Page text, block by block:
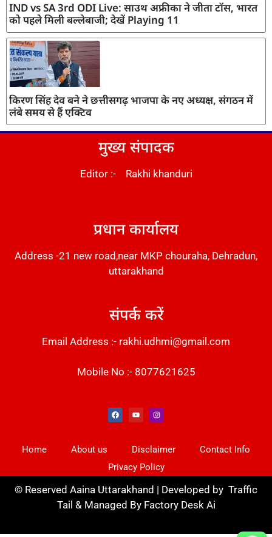
IND vs SA 3rd ODI Live: साउथ अफ्रीका ने जीता टॉस, भारत
को पहले मिली बल्लेबाजी; देखें Playing 11
किरण सिंह देव बने ने छत्तीसगढ़ भाजपा के नए अध्यक्ष, संगठन में
लंबे समय से हैं एक्टिव
मुख्य संपादक
Editor :- Rakhi khanduri
प्रधान कार्यालय
Address -21 new road,near MKP chouraha, Dehradun,
uttarakhand
संपर्क करें
Email Address :- rakhi.udhmi@gmail.com
Mobile No :- 8077621625
Home About us Disclaimer
Contact Info
Privacy Policy
© Reserved Aaina Uttarakhand | Developed by Traffic
Tail & Managed By Factory Desk Ai